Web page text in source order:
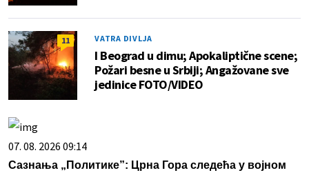
11 VATRA DIVLJA
I Beograd u dimu; Apokaliptične scene;
Požari besne u Srbiji; Angažovane sve
jedinice FOTO/VIDEO
07. 08. 2026 09:14
Сазнања „Политике”: Црна Гора следећа у војном